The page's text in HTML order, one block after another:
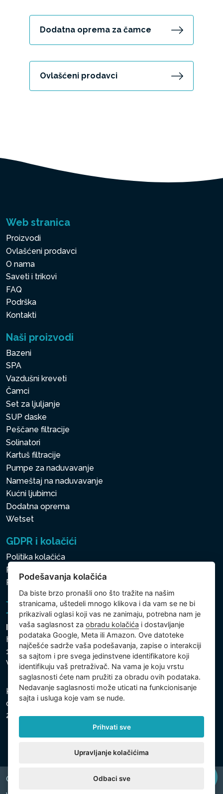
Dodatna oprema za čamce
Ovlašćeni prodavci
Web stranica
Proizvodi
Ovlašćeni prodavci
O nama
Saveti i trikovi
FAQ
Podrška
Kontakti
Naši proizvodi
Bazeni
SPA
Vazdušni kreveti
Čamci
Set za ljuljanje
SUP daske
Peščane filtracije
Solinatori
Kartuš filtracije
Pumpe za naduvavanje
Nameštaj na naduvavanje
Kućni ljubimci
Dodatna oprema
Wetset
GDPR i kolačići
Politika kolačića
Politika zaštite ličnih i drugih obrađivanih podataka
Politika kolačića
Intex Trading, s.r.o.
Hradecká 2526/3
130 00 Praha 3
Vinohrady - Česká republika
Kompanija je registrovana u Opštinskom sudu u Pragu,
odeljak C, uložak 74759, Identifikacioni broj kompanije:
26150808, Poreski identifikacioni broj: CZ26150808.
Copyright © 2026 INTEX TRADING s.r.o. All rights reserved.
Podešavanja kolačića
Da biste brzo pronašli ono što tražite na našim
stranicama, uštedeli mnogo klikova i da vam se ne bi
prikazivali oglasi koji vas ne zanimaju, potrebna nam je
vaša saglasnost zaobradu kolačića i dostavljanje
podataka Google, Meta ili Amazon. Ove datoteke
najčešće sadrže vaša podešavanja, zapise o interakciji
sa sajtom i pre svega jedinstvene identifikatore koji
identifikuju vaš pretraživač. Na vama je koju vrstu
saglasnosti ćete nam pružiti za obradu ovih podataka.
Nedavanje saglasnosti može uticati na funkcionisanje
sajta i usluga koje vam se nude.
Prihvati sve
Upravljanje kolačićima
Odbaci sve